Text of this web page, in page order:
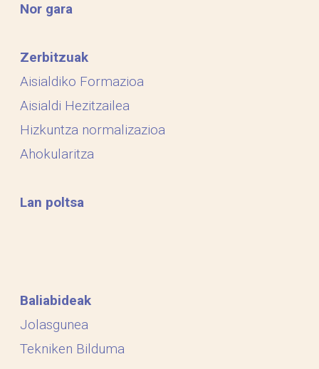
Nor gara
Zerbitzuak
Aisialdiko Formazioa
Aisialdi Hezitzailea
Hizkuntza normalizazioa
Ahokularitza
Lan poltsa
Baliabideak
Jolasgunea
Tekniken Bilduma